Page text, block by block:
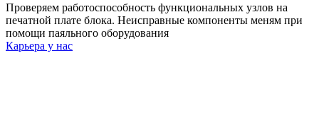
Проверяем работоспособность функциональных узлов на
печатной плате блока. Неисправные компоненты меням при
помощи паяльного оборудования
Карьера у нас